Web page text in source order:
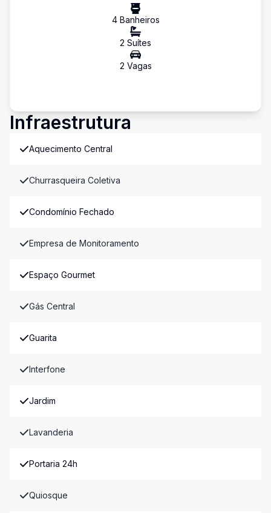
4Banheiros
2 Suítes
2 Vagas
Infraestrutura
Aquecimento Central
Churrasqueira Coletiva
Condomínio Fechado
Empresa de Monitoramento
Espaço Gourmet
Gás Central
Guarita
Interfone
Jardim
Lavanderia
Portaria 24h
Quiosque